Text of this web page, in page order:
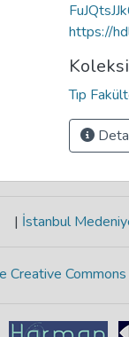
https://
Tıp
| İstanbul
Creative Commons